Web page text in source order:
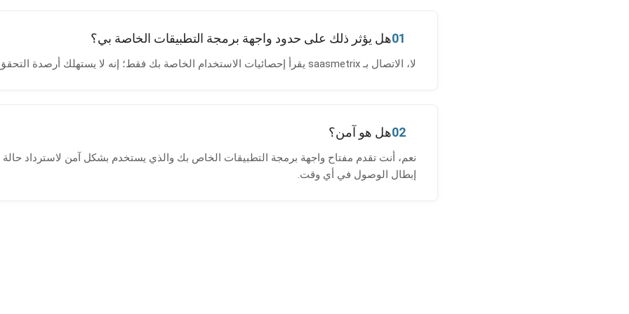
01هل يؤثر ذلك على حدود واجهة برمجة التطبيقات الخاصة بي؟
لا، الاتصال بـ saasmetrix يقرأ إحصائيات الاستخدام الخاصة بك فقط؛ إنه لا يستهلك أرصدة التحقق الخاصة بك.
02هل هو آمن؟
نعم، أنت تقدم مفتاح واجهة برمجة التطبيقات الخاص بك والذي يستخدم بشكل آمن لاسترداد
إبطال الوصول في أي وقت.